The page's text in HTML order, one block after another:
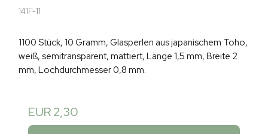
141F-11
1100 Stück, 10 Gramm, Glasperlen aus japanischem Toho,
weiß, semitransparent, mattiert, Länge 1,5 mm, Breite 2
mm, Lochdurchmesser 0,8 mm.
EUR 2,30